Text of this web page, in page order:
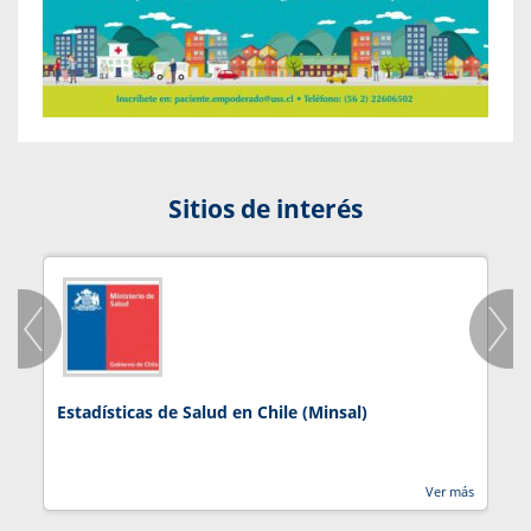
Sitios de interés
Estadísticas de Salud en Chile (Minsal)
Ver más